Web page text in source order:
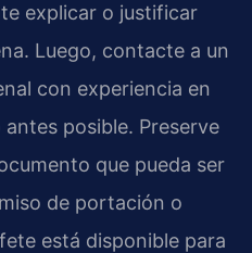
explicar o justificar
Luego, contacte a un
con experiencia en
posible. Preserve
que pueda ser
de portación o
está disponible para